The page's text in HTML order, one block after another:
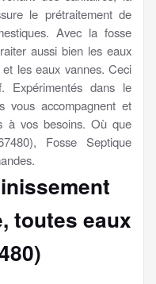
le prétraitement de
Avec la fosse
aussi bien les eaux
les eaux vannes. Ceci
Expérimentés dans le
vous accompagnent et
à vos besoins. Où que
Fosse Septique
toutes eaux